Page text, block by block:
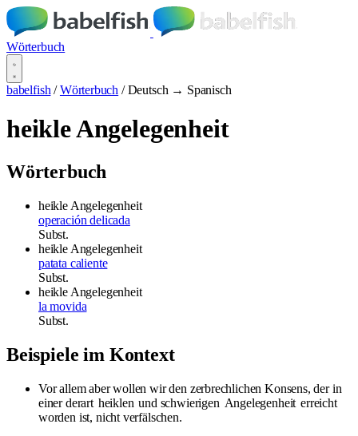
Wörterbuch
babelfish / Wörterbuch / Deutsch → Spanisch
heikle Angelegenheit
Wörterbuch
heikle Angelegenheit
operación delicada
Subst.
heikle Angelegenheit
patata caliente
Subst.
heikle Angelegenheit
la movida
Subst.
Beispiele im Kontext
Vor allem aber wollen wir den zerbrechlichen Konsens, der in
einer derart heiklen und schwierigen Angelegenheit erreicht
worden ist, nicht verfälschen.